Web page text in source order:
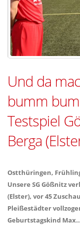
Und da
bumm
Testspiel
Berga
Ostthüringen,
Unsere SG Gößnitz
(Elster), vor 45
Pleißestädter
Geburtstagskind